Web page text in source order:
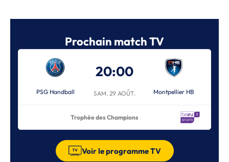
Prochain match TV
PSG Handball
20:00
SAM. 29 AOÛT. Montpellier HB
Trophée des Champions
Voir le programme TV